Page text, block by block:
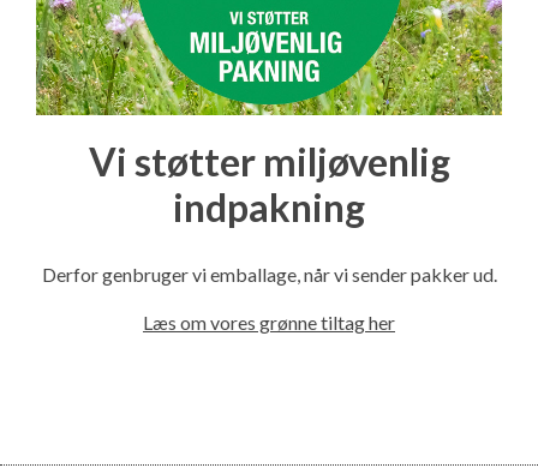
Vi støtter miljøvenlig
indpakning
Derfor genbruger vi emballage, når vi sender pakker ud.
Læs om vores grønne tiltag her